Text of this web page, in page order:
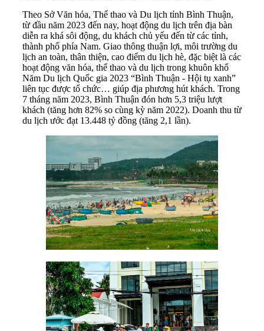
Theo Sở Văn hóa, Thể thao và Du lịch tỉnh Bình Thuận,
từ đầu năm 2023 đến nay, hoạt động du lịch trên địa bàn
diễn ra khá sôi động, du khách chủ yếu đến từ các tỉnh,
thành phố phía Nam. Giao thông thuận lợi, môi trường du
lịch an toàn, thân thiện, cao điểm du lịch hè, đặc biệt là các
hoạt động văn hóa, thể thao và du lịch trong khuôn khổ
Năm Du lịch Quốc gia 2023 “Bình Thuận - Hội tụ xanh”
liên tục được tổ chức… giúp địa phương hút khách. Trong
7 tháng năm 2023, Bình Thuận đón hơn 5,3 triệu lượt
khách (tăng hơn 82% so cùng kỳ năm 2022). Doanh thu từ
du lịch ước đạt 13.448 tỷ đồng (tăng 2,1 lần).